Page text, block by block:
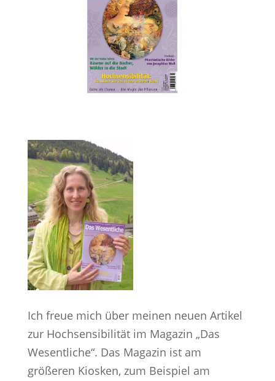
Ich freue mich über meinen neuen Artikel
zur Hochsensibilität im Magazin „Das
Wesentliche“. Das Magazin ist am
größeren Kiosken, zum Beispiel am